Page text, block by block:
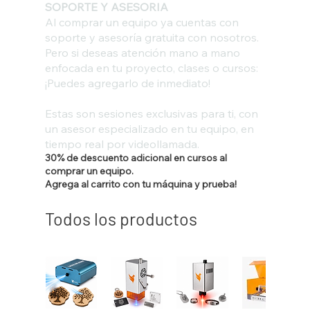
SOPORTE Y ASESORIA
Al comprar un equipo ya cuentas con
soporte y asesoría gratuita con nosotros.
Pero si deseas atención mano a mano
enfocada en tu proyecto, clases o cursos:
¡Puedes agregarlo de inmediato!
Estas son sesiones exclusivas para ti, con
un asesor especializado en tu equipo, en
tiempo real por videollamada.
30% de descuento adicional en cursos al
comprar un equipo.
Agrega al carrito con tu máquina y prueba!
Todos los productos